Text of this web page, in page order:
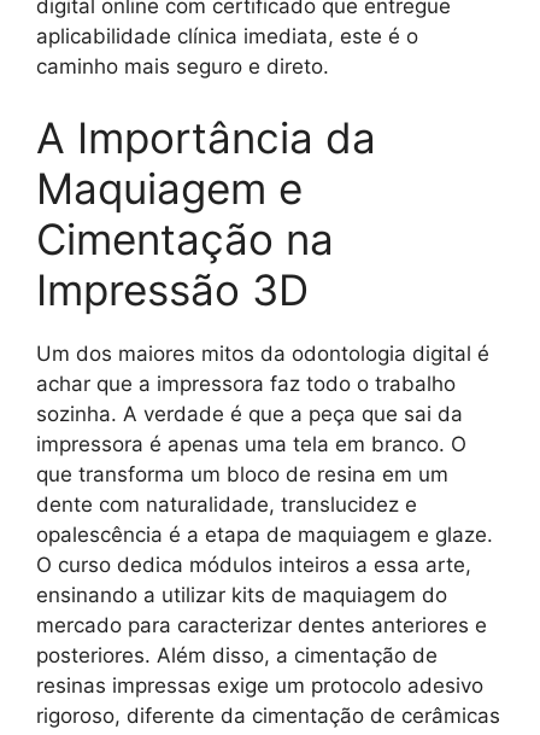
digital online com certificado que entregue
aplicabilidade clínica imediata, este é o
caminho mais seguro e direto.
A Importância da
Maquiagem e
Cimentação na
Impressão 3D
Um dos maiores mitos da odontologia digital é
achar que a impressora faz todo o trabalho
sozinha. A verdade é que a peça que sai da
impressora é apenas uma tela em branco. O
que transforma um bloco de resina em um
dente com naturalidade, translucidez e
opalescência é a etapa de maquiagem e glaze.
O curso dedica módulos inteiros a essa arte,
ensinando a utilizar kits de maquiagem do
mercado para caracterizar dentes anteriores e
posteriores. Além disso, a cimentação de
resinas impressas exige um protocolo adesivo
rigoroso, diferente da cimentação de cerâmicas